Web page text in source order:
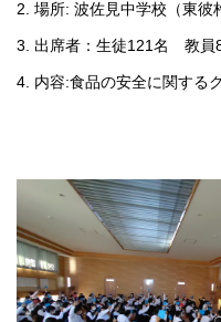
2. 場所: 波佐見中学校（東彼
3. 出席者：生徒121名 教員
4. 内容:食品の安全に関する